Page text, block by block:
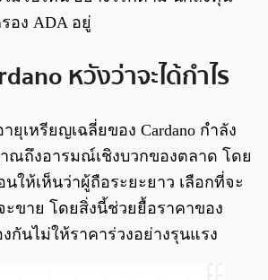
อง ADA อยู่
หวังว่าจะได้กำไร
ยุเหรียญเฉลี่ยของ Cardano กำลัง
ณถึงอารมณ์เชิงบวกของตลาด โดย
นให้เห็นว่าผู้ถือระยะยาว เลือกที่จะ
ะขาย โดยสิ่งนี้ช่วยยื้อราคาของ
งกันไม่ให้ราคาร่วงอย่างรุนแรง